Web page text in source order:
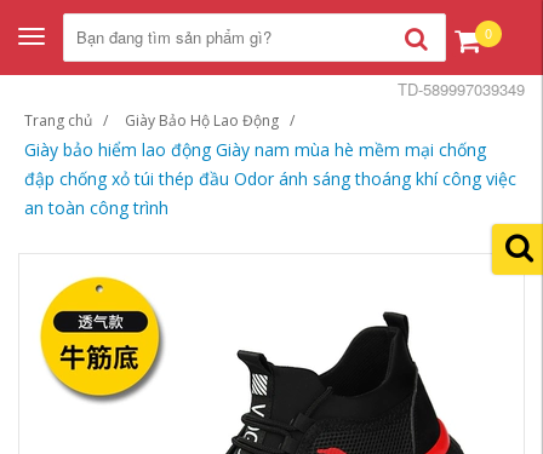
Toggle
navigation
0
Trang chủ Giày Bảo Hộ Lao Động
Giày bảo hiểm lao động Giày nam mùa hè mềm mại chống
đập chống xỏ túi thép đầu Odor ánh sáng thoáng khí công việc
an toàn công trình
TD-589997039349